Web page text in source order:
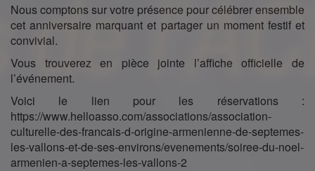
Nous comptons sur votre présence pour célébrer ensemble
cet anniversaire marquant et partager un moment festif et
convivial.
Vous trouverez en pièce jointe l’affiche officielle de
l’événement.
Voici le lien pour les réservations :
https://www.helloasso.com/associations/association-
culturelle-des-francais-d-origine-armenienne-de-septemes-
les-vallons-et-de-ses-environs/evenements/soiree-du-noel-
armenien-a-septemes-les-vallons-2